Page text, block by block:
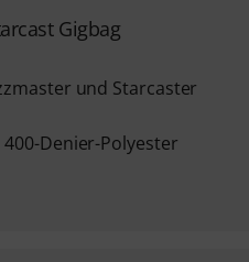
Gigbag
und Starcaster
Denier-Polyester